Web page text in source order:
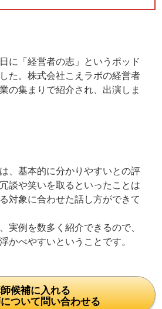
に「経営者の志」というポッド
た。株式会社こえラボの経営者
の集まりで紹介され、出演しま
、基本的に分かりやすいとの評
談や笑いを取るといったことは
対象に合わせた話し方ができて
実例を数多く紹介できるので、
かべやすいということです。
候補に入れる
ついて問い合わせる